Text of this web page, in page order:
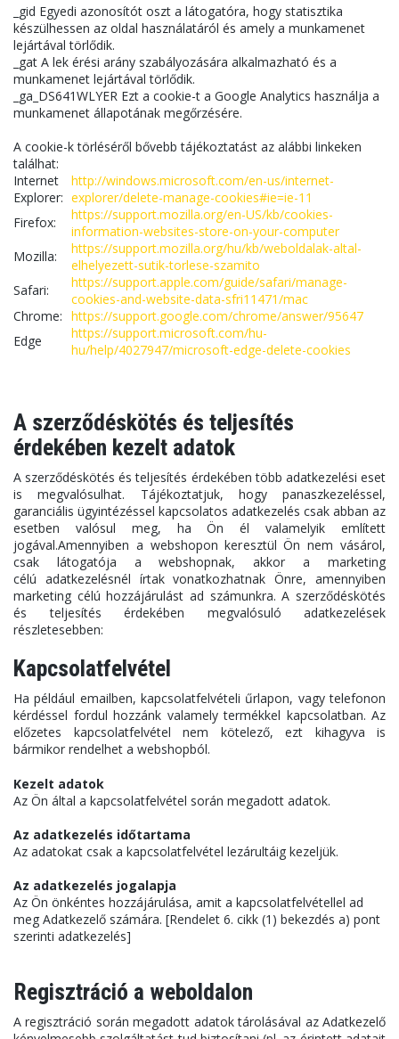
_gid Egyedi azonosítót oszt a látogatóra, hogy statisztika
készülhessen az oldal használatáról és amely a munkamenet
lejártával törlődik.
_gat A lek érési arány szabályozására alkalmazható és a
munkamenet lejártával törlődik.
_ga_DS641WLYER Ezt a cookie-t a Google Analytics használja a
munkamenet állapotának megőrzésére.
A cookie-k törléséről bővebb tájékoztatást az alábbi linkeken
találhat:
Internet
Explorer:
http://windows.microsoft.com/en-us/internet-
explorer/delete-manage-cookies#ie=ie-11
Firefox:
https://support.mozilla.org/en-US/kb/cookies-
information-websites-store-on-your-computer
Mozilla:
https://support.mozilla.org/hu/kb/weboldalak-altal-
elhelyezett-sutik-torlese-szamito
Safari:
https://support.apple.com/guide/safari/manage-
cookies-and-website-data-sfri11471/mac
Chrome: https://support.google.com/chrome/answer/95647
Edge
https://support.microsoft.com/hu-
hu/help/4027947/microsoft-edge-delete-cookies
A szerződéskötés és teljesítés
érdekében kezelt adatok
A szerződéskötés és teljesítés érdekében több adatkezelési eset
is megvalósulhat. Tájékoztatjuk, hogy panaszkezeléssel,
garanciális ügyintézéssel kapcsolatos adatkezelés csak abban az
esetben valósul meg, ha Ön él valamelyik említett
jogával.Amennyiben a webshopon keresztül Ön nem vásárol,
csak látogatója a webshopnak, akkor a marketing
célú adatkezelésnél írtak vonatkozhatnak Önre, amennyiben
marketing célú hozzájárulást ad számunkra. A szerződéskötés
és teljesítés érdekében megvalósuló adatkezelések
részletesebben:
Kapcsolatfelvétel
Ha például emailben, kapcsolatfelvételi űrlapon, vagy telefonon
kérdéssel fordul hozzánk valamely termékkel kapcsolatban. Az
előzetes kapcsolatfelvétel nem kötelező, ezt kihagyva is
bármikor rendelhet a webshopból.
Kezelt adatok
Az Ön által a kapcsolatfelvétel során megadott adatok.
Az adatkezelés időtartama
Az adatokat csak a kapcsolatfelvétel lezárultáig kezeljük.
Az adatkezelés jogalapja
Az Ön önkéntes hozzájárulása, amit a kapcsolatfelvétellel ad
meg Adatkezelő számára. [Rendelet 6. cikk (1) bekezdés a) pont
szerinti adatkezelés]
Regisztráció a weboldalon
A regisztráció során megadott adatok tárolásával az Adatkezelő